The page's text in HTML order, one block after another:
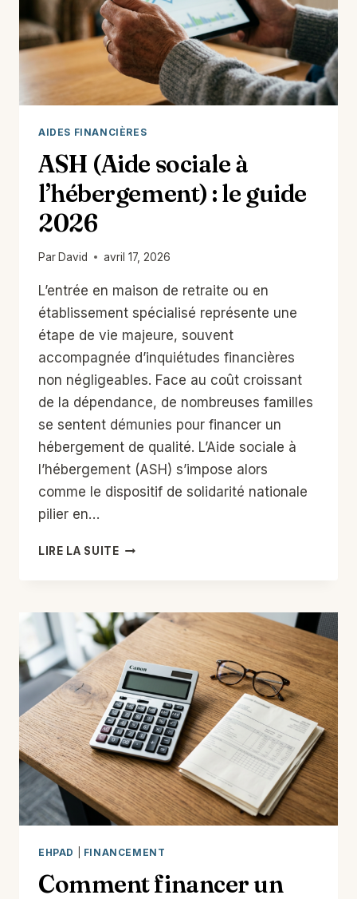
AIDES FINANCIÈRES
ASH (Aide sociale à
l’hébergement) : le guide
2026
Par David avril 17, 2026
L’entrée en maison de retraite ou en
établissement spécialisé représente une
étape de vie majeure, souvent
accompagnée d’inquiétudes financières
non négligeables. Face au coût croissant
de la dépendance, de nombreuses familles
se sentent démunies pour financer un
hébergement de qualité. L’Aide sociale à
l’hébergement (ASH) s’impose alors
comme le dispositif de solidarité nationale
pilier en…
LIRE LA SUITEASH
L’HÉBERGEMENT)
:
LE
GUIDE
2026
EHPAD FINANCEMENT
Comment financer un